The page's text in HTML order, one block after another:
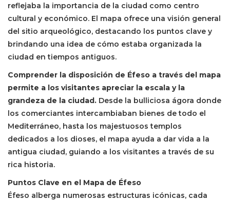
reflejaba la importancia de la ciudad como centro
cultural y económico. El mapa ofrece una visión general
del sitio arqueológico, destacando los puntos clave y
brindando una idea de cómo estaba organizada la
ciudad en tiempos antiguos.
Comprender la disposición de Éfeso a través del mapa
permite a los visitantes apreciar la escala y la
grandeza de la ciudad. Desde la bulliciosa ágora donde
los comerciantes intercambiaban bienes de todo el
Mediterráneo, hasta los majestuosos templos
dedicados a los dioses, el mapa ayuda a dar vida a la
antigua ciudad, guiando a los visitantes a través de su
rica historia.
Puntos Clave en el Mapa de Éfeso
Éfeso alberga numerosas estructuras icónicas, cada